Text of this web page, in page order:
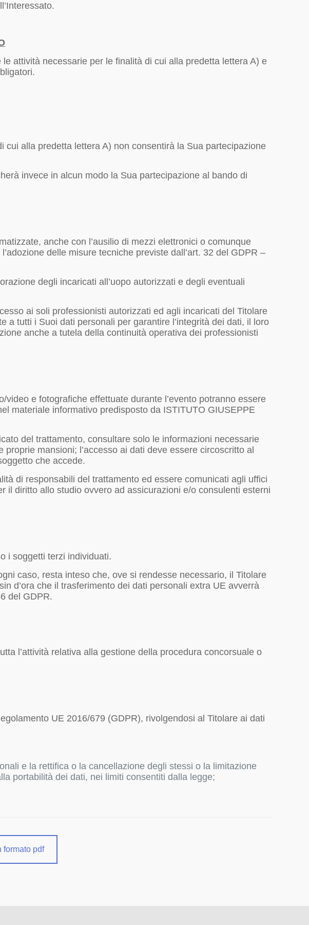
attività necessarie per le finalità di cui alla predetta lettera A) e
alla predetta lettera A) non consentirà la Sua partecipazione
invece in alcun modo la Sua partecipazione al bando di
anche con l’ausilio di mezzi elettronici o comunque
delle misure tecniche previste dall’art. 32 del GDPR –
degli incaricati all’uopo autorizzati e degli eventuali
ai soli professionisti autorizzati ed agli incaricati del Titolare
tutti i Suoi dati personali per garantire l’integrità dei dati, il loro
anche a tutela della continuità operativa dei professionisti
e fotografiche effettuate durante l’evento potranno essere
materiale informativo predisposto da ISTITUTO GIUSEPPE
del trattamento, consultare solo le informazioni necessarie
mansioni; l’accesso ai dati deve essere circoscritto al
che accede.
di responsabili del trattamento ed essere comunicati agli uffici
il diritto allo studio ovvero ad assicurazioni e/o consulenti esterni
i soggetti terzi individuati.
caso, resta inteso che, ove si rendesse necessario, il Titolare
d’ora che il trasferimento dei dati personali extra UE avverrà
del GDPR.
l’attività relativa alla gestione della procedura concorsuale o
UE 2016/679 (GDPR), rivolgendosi al Titolare ai dati
e la rettifica o la cancellazione degli stessi o la limitazione
portabilità dei dati, nei limiti consentiti dalla legge;
formato pdf